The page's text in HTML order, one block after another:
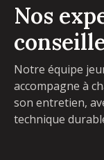
Nos
Notre équipe
accompagne à
son entretien,
technique